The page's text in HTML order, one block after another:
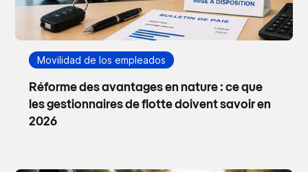
Movilidad de los empleados
Réforme des avantages en nature : ce que
les gestionnaires de flotte doivent savoir en
2026